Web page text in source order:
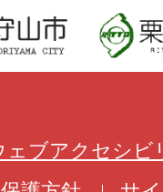
ェブアクセシビ